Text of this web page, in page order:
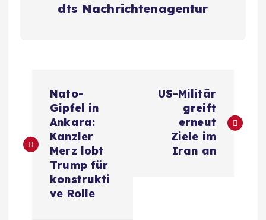
dts Nachrichtenagentur
i
Nato-
Gipfel in
Ankara:
Kanzler
Merz lobt
Trump für
konstrukti
ve Rolle
US-Militär
greift
erneut
Ziele im
Iran an